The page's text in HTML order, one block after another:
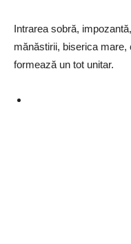
Intrarea sobră,
mănăstirii, biserica
formează un tot unitar.